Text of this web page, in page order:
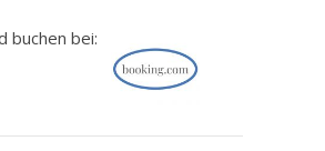
buchen bei: